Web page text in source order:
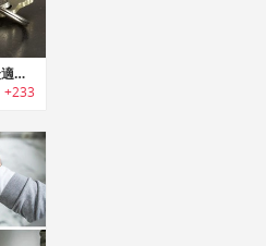
Machine Era Multi | EDCに最適なポケットサイズチタン製マルチツール
+233